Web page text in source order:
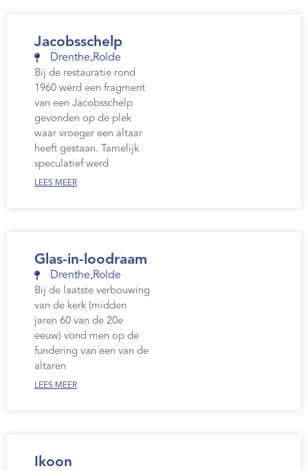
Jacobsschelp
Drenthe,Rolde
Bij de restauratie rond
1960 werd een fragment
van een Jacobsschelp
gevonden op de plek
waar vroeger een altaar
heeft gestaan. Tamelijk
speculatief werd
LEES MEER
Glas-in-loodraam
Drenthe,Rolde
Bij de laatste verbouwing
van de kerk (midden
jaren 60 van de 20e
eeuw) vond men op de
fundering van een van de
altaren
LEES MEER
Ikoon